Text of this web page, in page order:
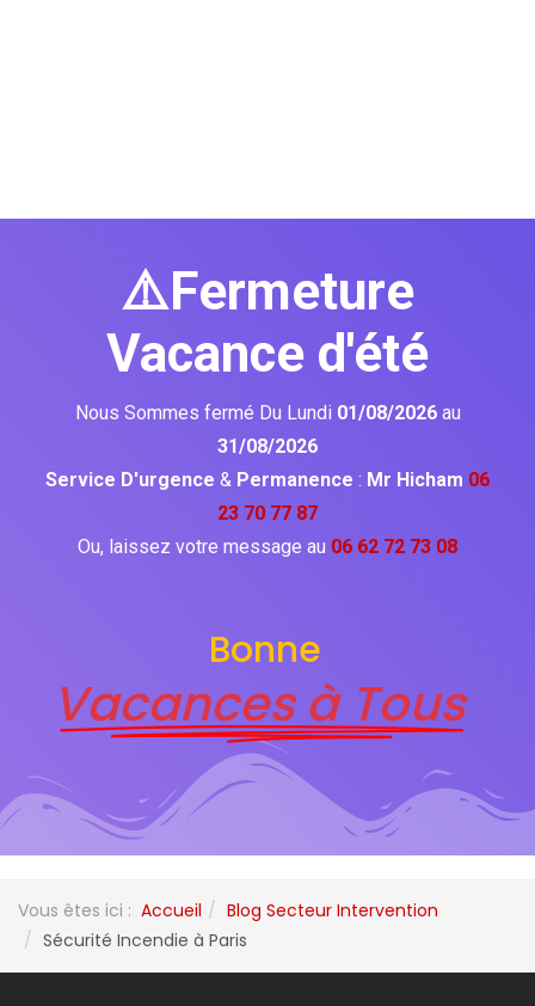
⚠️Fermeture
Vacance d'été
Nous Sommes fermé Du Lundi 01/08/2026 au
31/08/2026
Service D'urgence & Permanence : Mr Hicham 06
23 70 77 87
Ou, laissez votre message au 06 62 72 73 08
Bonne
Vacances à Tous
Vous êtes ici : Accueil
Blog Secteur Intervention
Sécurité Incendie à Paris